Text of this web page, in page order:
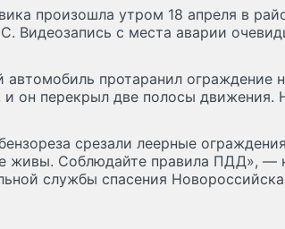
произошла утром 18 апреля в
Видеозапись с места аварии
автомобиль протаранил ограждение
и он перекрыл две полосы движения.
срезали леерные
живы. Соблюдайте правила ПДД», —
службы спасения